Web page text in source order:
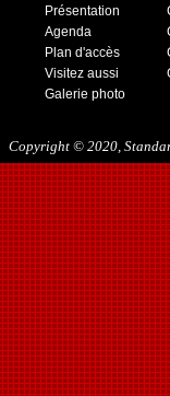
Présentation
Agenda
Plan d'accès
Visitez aussi
Galerie photo
Copyright © 2020,